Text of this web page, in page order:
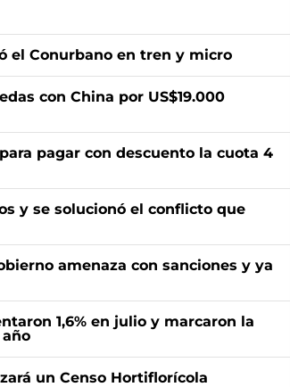
el Conurbano en tren y micro
con China por US$19.000
pagar con descuento la cuota 4
y se solucionó el conflicto que
amenaza con sanciones y ya
1,6% en julio y marcaron la
un Censo Hortiflorícola